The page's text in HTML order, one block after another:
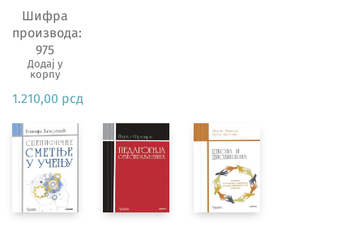
Шифра
производа:
975
Додај у
корпу
1.210,00 рсд